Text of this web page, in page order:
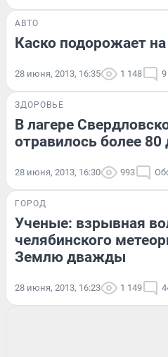
АВТО
Каско подорожает
28 июня, 2013, 16:35 1 148 9
ЗДОРОВЬЕ
В лагере
отравилось более 80
28 июня, 2013, 16:30 993
ГОРОД
Ученые: взрывная
челябинского
Землю дважды
28 июня, 2013, 16:23 1 149